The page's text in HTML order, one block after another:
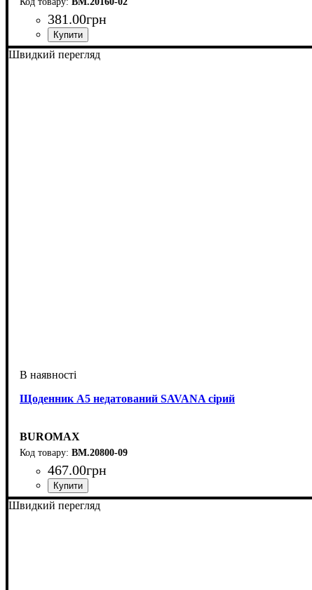
381.00грн
Швидкий перегляд
Щоденник А5 недатований SAVANA сірий
BUROMAX
BM.20800-09
467.00грн
Швидкий перегляд